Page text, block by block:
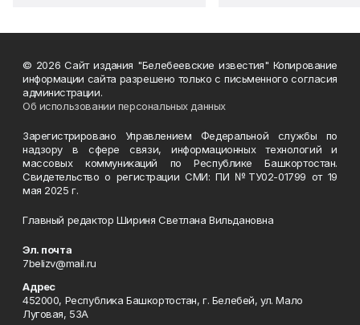
© 2026 Сайт издания "Белебеевские известия" Копирование
информации сайта разрешено только с письменного согласия
администрации.
Об использовании персональных данных
Зарегистрировано Управлением Федеральной службы по
надзору в сфере связи, информационных технологий и
массовых коммуникаций по Республике Башкортостан.
Свидетельство о регистрации СМИ: ПИ №ТУ02-01799 от 19
мая 2025 г.
Главный редактор Шириня Светлана Вильдановна
Эл. почта
7belizv@mail.ru
Адрес
452000, Республика Башкортостан, г. Белебей, ул. Мало
Луговая, 53А